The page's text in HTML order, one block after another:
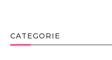
CATEGORIE